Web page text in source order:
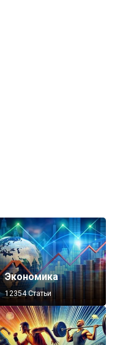
Экономика
12354 Статьи